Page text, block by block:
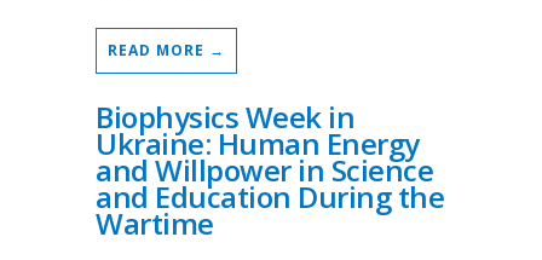
READ MORE →
Biophysics Week in
Ukraine: Human Energy
and Willpower in Science
and Education During the
Wartime